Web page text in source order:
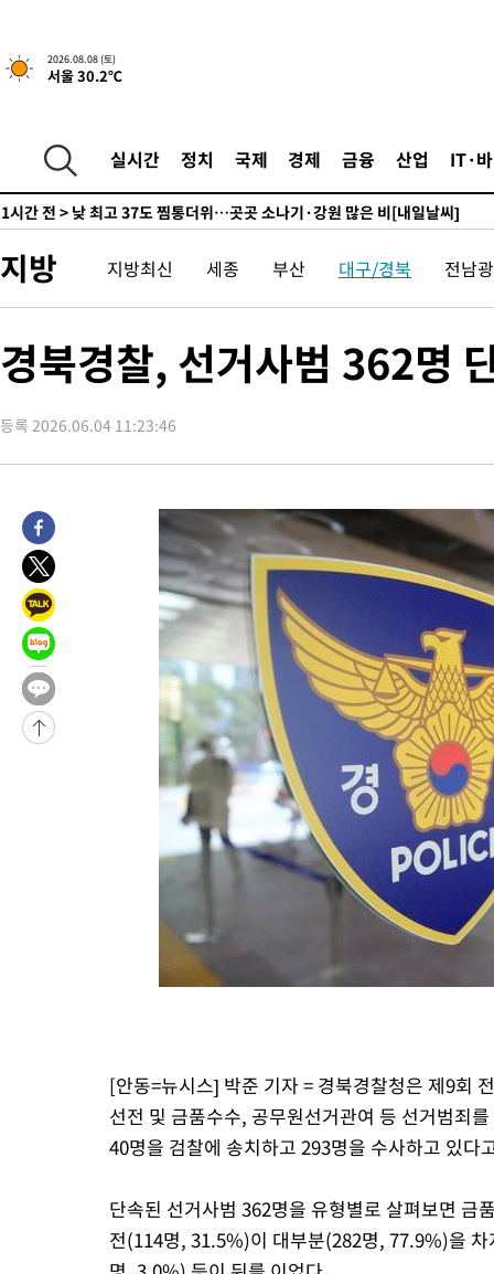
2026.08.08 (토)
서울 30.2℃
실시간 정치 국제 경제 금융 산업 IT·
↓-4472초 전 >[속보]이 대통령 "부동산 공급 기존 사고방식 매달리지 말고 과
실천"
-3557초 전 >이란, "오만과 '중앙 단일 루트' 합의…북쪽 인바운드·남쪽 아
1시간 전 >[속보]이 대통령, '호우피해' 안동·의성 관할 4개 면 특별재난지역
[단독]중수청 지원 검사들, 정원 초과 시 낮은 계급 임용…희망지
수도
1시간 전 > 낮 최고 37도 찜통더위…곳곳 소나기·강원 많은 비[내일날씨]
3시간 전 >
여자배구 이재영·이다영 자매, 아제르바이잔 투란VC 입단
3시간 전 >외국인 심판 성 접대 7경기 들여다보니…한국 축구 '5승 2무'
3시간 전 >[속보]코스피, 6200선 약보합…0.60% 내린 6258.77에 마쳐
3시간 전 >[속보] 노원서 40.1도 관측…서울, 2018년 이후 첫 40도
4시간 전 >[속보]종합특검, '계엄 수용공간 확보' 신용해 前교정본부장 기소
4시간 전 >
11시간 압수수색에 성접대 파문까지…'쑥대밭' 된 축구협회
5시간 전 >
[속보]규제합리화위원회 부위원장에 김태유 서울대 공대 교수…이
후임
-12042초 전 >
이강인, 폭염 속 AT마드리드 첫 훈련…80명 식사 대접까지(종
-9181초 전 >
미 사업체 일자리, 7월에 2.3만개 순감하고 그 전 2개월 10.3만
향수정 (2보)
-8629초 전 >
[속보] 미 사업체, 일자리 7월에 2.3만 개 줄어…실업률은 4.1%
-4492초 전 >
[속보]이 대통령 "부동산 공급 기존 사고방식 매달리지 말고 과
실천"
-3577초 전 >
이란, "오만과 '중앙 단일 루트' 합의…북쪽 인바운드·남쪽 아
드는 임시"
1시간 전 >
"낮 기온 소폭 하락"…수도권 폭염중대경보, 폭염경보로 하향
[속보]이 대통령, '호우피해' 안동·의성 관할 4개 면 특별재난지역
[단독]중수청 지원 검사들, 정원 초과 시 낮은 계급 임용…희망지
낮 최고 37도 찜통더위…곳곳 소나기·강원 많은 비[내일날씨]
SK하이닉스, 용인·청주 팹에 54조 투자…"AI 메모리 수요 선제
여자배구 이재영·이다영 자매, 아제르바이잔 투란VC 입단
외국인 심판 성 접대 7경기 들여다보니…한국 축구 '5승 2무'
[속보]코스닥, 2.86포인트(0.36%) 내린 798.81마감
[속보]코스피, 6200선 약보합…0.60% 내린 6258.77에 마쳐
[속보]종합특검, '계엄 수용공간 확보' 신용해 前교정본부장 기소
외신들도 주목한 韓축구 파문…"국민적 공분에 수사 재개"
11시간 압수수색에 성접대 파문까지…'쑥대밭' 된 축구협회
지방 지방최신 세종 부산 대구/경북 전남
경북경찰, 선거사범 362명
등록 2026.06.04 11:23:46
[안동=뉴시스] 박준 기자 = 경북경찰청은 제9회
선전 및 금품수수, 공무원선거관여 등 선거범죄
40명을 검찰에 송치하고 293명을 수사하고 있다
단속된 선거사범 362명을 유형별로 살펴보면
전(114명, 31.5%)이 대부분(282명, 77.9%)을